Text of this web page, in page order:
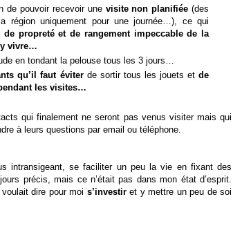
de pouvoir recevoir une visite non planifiée (des
région uniquement pour une journée…), ce qui
propreté et de rangement impeccable de la
y vivre…
en tondant la pelouse tous les 3 jours…
qu’il faut éviterde sortir tous les jouets etde
les visites…
qui finalement ne seront pas venus visiter mais qui
à leurs questions par email ou téléphone.
intransigeant, se faciliter un peu la vie en fixant des
précis, mais ce n’était pas dans mon état d’esprit.
dire pour moi s’investiret y mettre un peu de soi